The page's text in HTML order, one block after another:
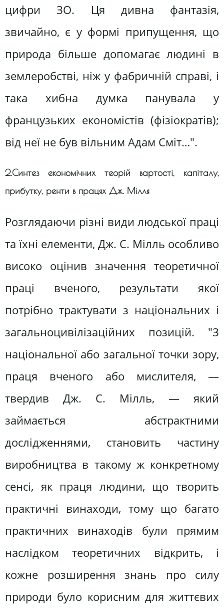
цифри ЗО. Ця дивна фантазія,
звичайно, є у формі припущення, що
природа більше допомагає людині в
землеробстві, ніж у фабричній справі, і
така хибна думка панувала у
французьких економістів (фізіократів);
від неї не був вільним Адам Сміт…".
2.Синтез економічних теорій вартості, капіталу,
прибутку, ренти в працях Дж. Мілля
Розглядаючи різні види людської праці
та їхні елементи, Дж. С. Мілль особливо
високо оцінив значення теоретичної
праці вченого, результати якої
потрібно трактувати з національних і
загальноцивілізаційних позицій. "З
національної або загальної точки зору,
праця вченого або мислителя, —
твердив Дж. С. Мілль, — який
займається абстрактними
дослідженнями, становить частину
виробництва в такому ж конкретному
сенсі, як праця людини, що творить
практичні винаходи, тому що багато
практичних винаходів були прямим
наслідком теоретичних відкрить, і
кожне розширення знань про силу
природи було корисним для життєвих